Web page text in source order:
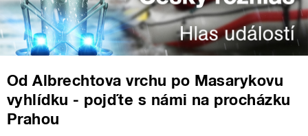
Od Albrechtova vrchu po Masarykovu
vyhlídku - pojďte s námi na procházku
Prahou